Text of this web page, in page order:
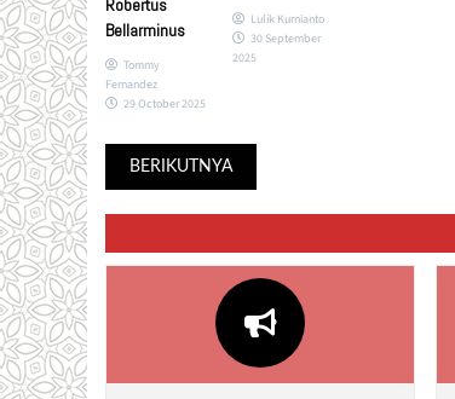
Robertus
Bellarminus
Tommy
Fernandez
29 October 2025
Lulik Kurnianto
30 September
2025
BERIKUTNYA